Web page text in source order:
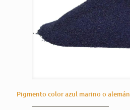
Pigmento color azul marino o alemán